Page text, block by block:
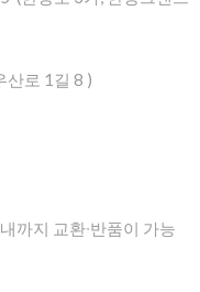
산로 1길 8 )
까지 교환∙반품이 가능